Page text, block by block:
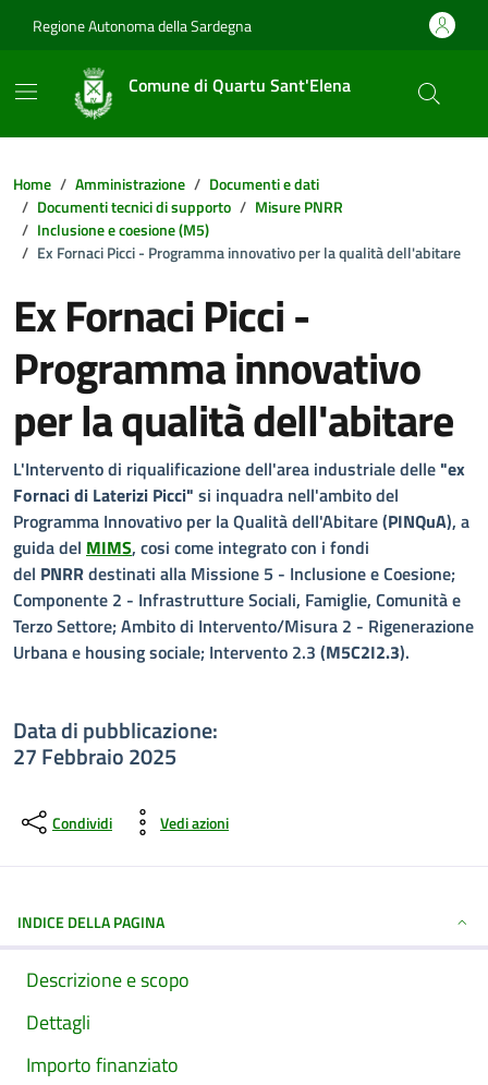
Regione Autonoma della Sardegna
Comune di Quartu Sant'Elena
Home Amministrazione
Documenti e dati
Documenti tecnici di supporto
Misure PNRR
Inclusione e coesione (M5)
Ex Fornaci Picci - Programma innovativo per la qualità dell'abitare
Ex Fornaci Picci -
Programma innovativo
per la qualità dell'abitare
Dettagli della notizia
L'Intervento di riqualificazione dell'area industriale delle "ex
Fornaci di Laterizi Picci" si inquadra nell'ambito del
Programma Innovativo per la Qualità dell'Abitare (PINQuA), a
guida del MIMS, cosi come integrato con i fondi
del PNRRdestinati alla Missione 5 - Inclusione e Coesione;
Componente 2 - Infrastrutture Sociali, Famiglie, Comunità e
Terzo Settore; Ambito di Intervento/Misura 2 - Rigenerazione
Urbana e housing sociale; Intervento 2.3 (M5C2I2.3).
Data di pubblicazione:
27 Febbraio 2025
Condividi Vedi azioni
INDICE DELLA PAGINA
Descrizione e scopo
Dettagli
Importo finanziato